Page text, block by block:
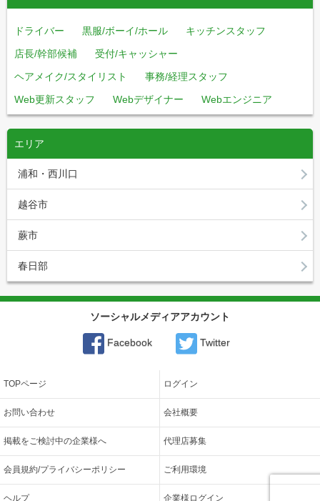
ドライバー 黒服/ボーイ/ホール
キッチンスタッフ
店長/幹部候補
受付/キャッシャー
ヘアメイク/スタイリスト
事務/経理スタッフ
Web更新スタッフ
Webデザイナー Webエンジニア
エリア
浦和・西川口
越谷市
蕨市
春日部
ソーシャルメディアアカウント
Facebook Twitter
TOPページ ログイン
お問い合わせ 会社概要
掲載をご検討中の企業様へ 代理店募集
会員規約/プライバシーポリシー ご利用環境
ヘルプ 企業様ログイン